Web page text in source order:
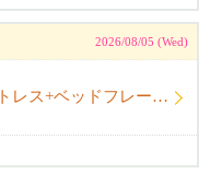
2026/08/05 (Wed)
新品未開封 シングルマットレス+ベッドフレーム+シーツ